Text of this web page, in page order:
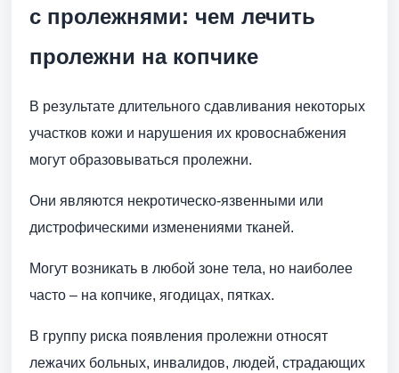
с пролежнями: чем лечить
пролежни на копчике
В результате длительного сдавливания некоторых
участков кожи и нарушения их кровоснабжения
могут образовываться пролежни.
Они являются некротическо-язвенными или
дистрофическими изменениями тканей.
Могут возникать в любой зоне тела, но наиболее
часто – на копчике, ягодицах, пятках.
В группу риска появления пролежни относят
лежачих больных, инвалидов, людей, страдающих